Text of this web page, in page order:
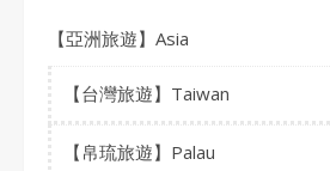
【亞洲旅遊】Asia
【台灣旅遊】Taiwan
【帛琉旅遊】Palau